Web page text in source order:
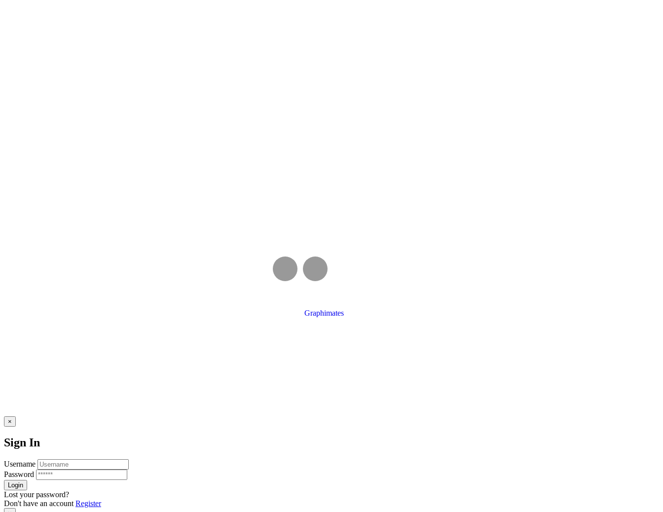
Graphimates
×
Sign In
Username
Password
Lost your password?
Don't have an account Register